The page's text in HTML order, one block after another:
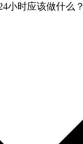
小时应该做什么？